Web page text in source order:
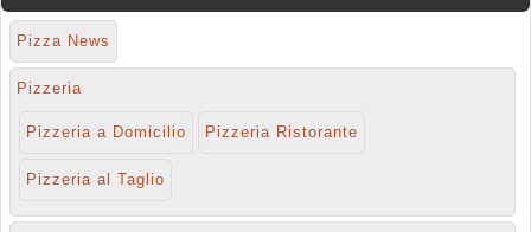
Pizza News
Pizzeria
Pizzeria a Domicilio Pizzeria Ristorante
Pizzeria al Taglio